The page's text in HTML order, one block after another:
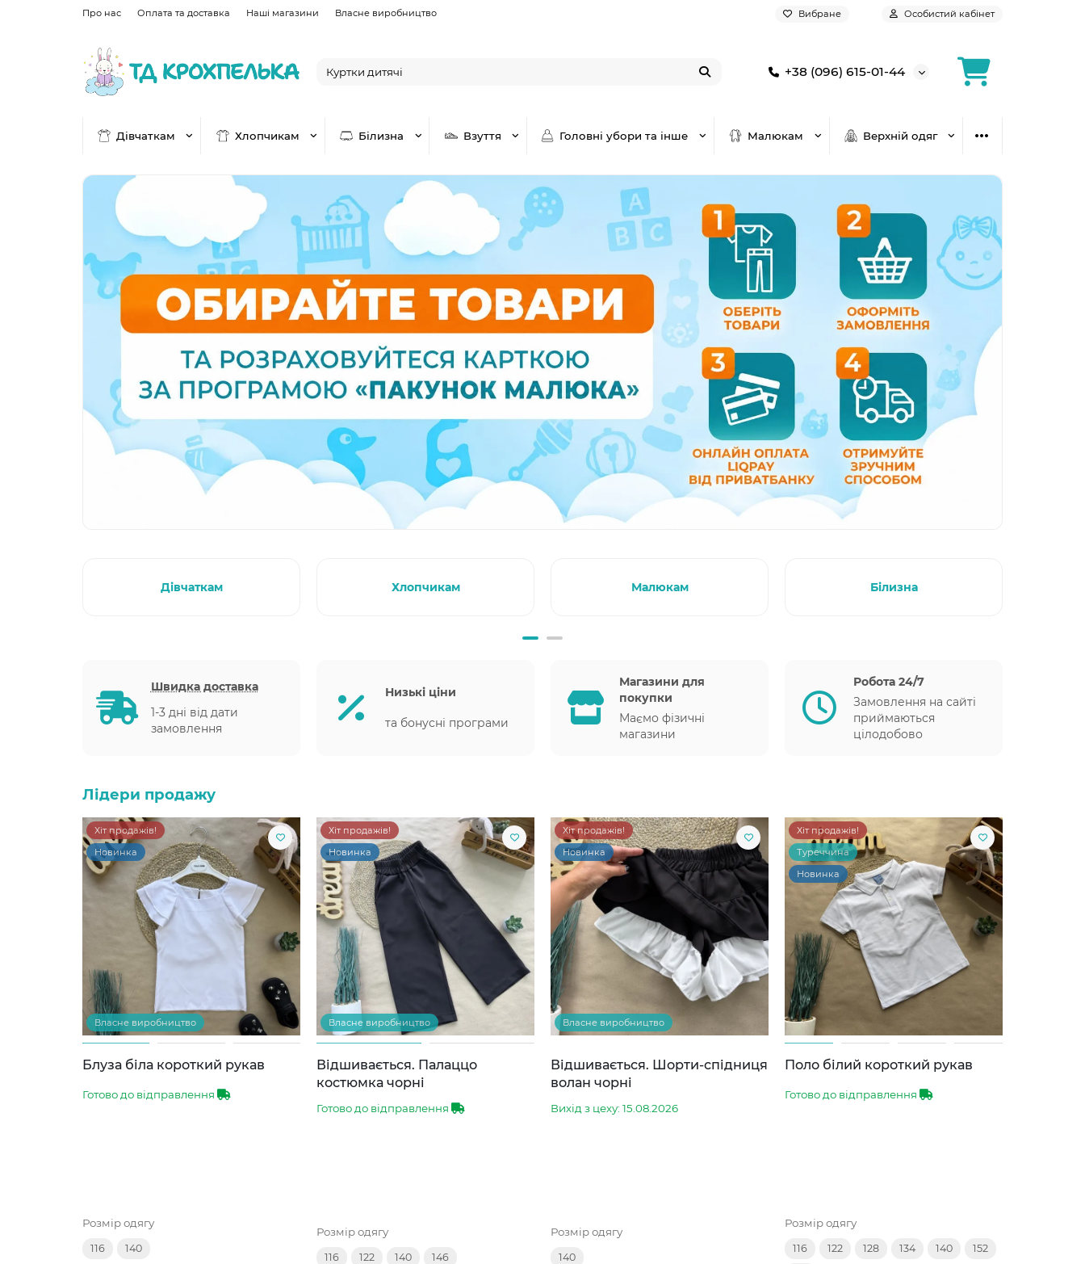
Про нас Оплата та доставка Наші магазини Власне виробництво Вибране Особистий кабінет
+38 (096) 615-01-44
Дівчаткам Хлопчикам Білизна Взуття Головні убори та інше Малюкам Верхній одяг
Дівчаткам Хлопчикам Малюкам Білизна
Швидка доставка
1-3 дні від дати
замовлення
Низькі ціни
та бонусні програми
Магазини для
покупки
Маємо фізичні
магазини
Робота 24/7
Замовлення на сайті
приймаються
цілодобово
Лідери продажу
Хіт продажів!
Новинка
Власне виробництво
Блуза біла короткий рукав
Готово до відправлення
Розмір одягу
116 140
Хіт продажів!
Новинка
Власне виробництво
Відшивається. Палаццо
костюмка чорні
Готово до відправлення
Розмір одягу
116 122 140 146
Хіт продажів!
Новинка
Власне виробництво
Відшивається. Шорти-спідниця
волан чорні
Вихід з цеху: 15.08.2026
Розмір одягу
140
Хіт продажів!
Туреччина
Новинка
Поло білий короткий рукав
Готово до відправлення
Розмір одягу
116 122 128 134 140 152